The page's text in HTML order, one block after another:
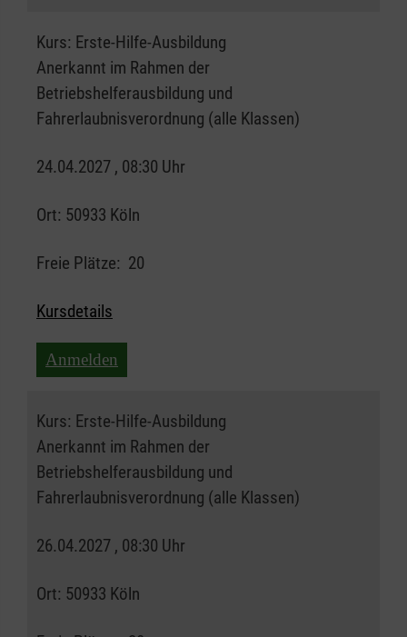
Kurs: Erste-Hilfe-Ausbildung
Anerkannt im Rahmen der
Betriebshelferausbildung und
Fahrerlaubnisverordnung (alle Klassen)
24.04.2027 , 08:30 Uhr
Ort: 50933 Köln
Freie Plätze: 20
Kursdetails
Anmelden
Kurs: Erste-Hilfe-Ausbildung
Anerkannt im Rahmen der
Betriebshelferausbildung und
Fahrerlaubnisverordnung (alle Klassen)
26.04.2027 , 08:30 Uhr
Ort: 50933 Köln